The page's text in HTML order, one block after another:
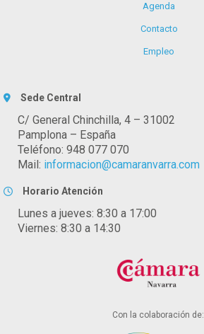
Agenda
Contacto
Empleo
Sede Central
C/ General Chinchilla, 4 – 31002
Pamplona – España
Teléfono: 948 077 070
Mail: informacion@camaranvarra.com
Horario Atención
Lunes a jueves: 8:30 a 17:00
Viernes: 8:30 a 14:30
Con la colaboración de: